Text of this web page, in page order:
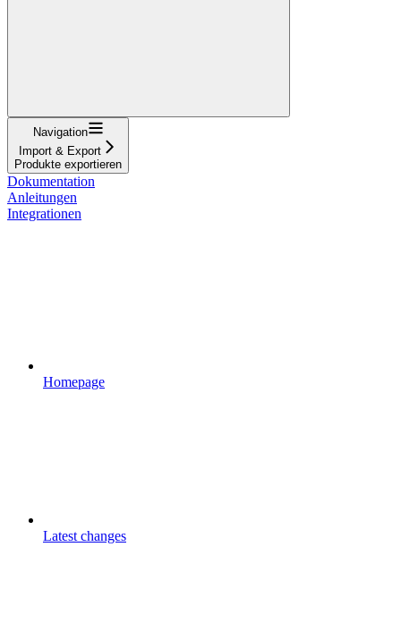
Navigation
Import & Export
Produkte exportieren
Dokumentation
Anleitungen
Integrationen
Homepage
Latest changes